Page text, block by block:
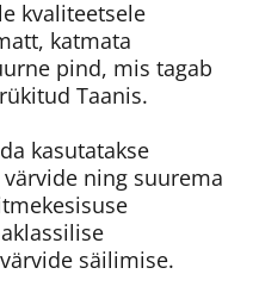
kvaliteetsele
katmata
pind, mis tagab
Taanis.
kasutatakse
ning suurema
säilimise.